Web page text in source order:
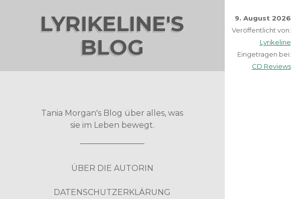
LYRIKELINE'S
BLOG
Tania Morgan's Blog über alles, was
sie im Leben bewegt.
ÜBER DIE AUTORIN
DATENSCHUTZERKLÄRUNG
9. August 2026
Veröffentlicht von:
Lyrikeline
Eingetragen bei:
CD Reviews